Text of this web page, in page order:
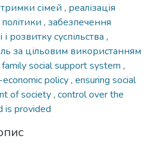
сімей , реалізація
, забезпечення
і розвитку суспільства ,
за цільовим використанням
family social support system ,
policy, ensuring social
of society, control over the
is provided